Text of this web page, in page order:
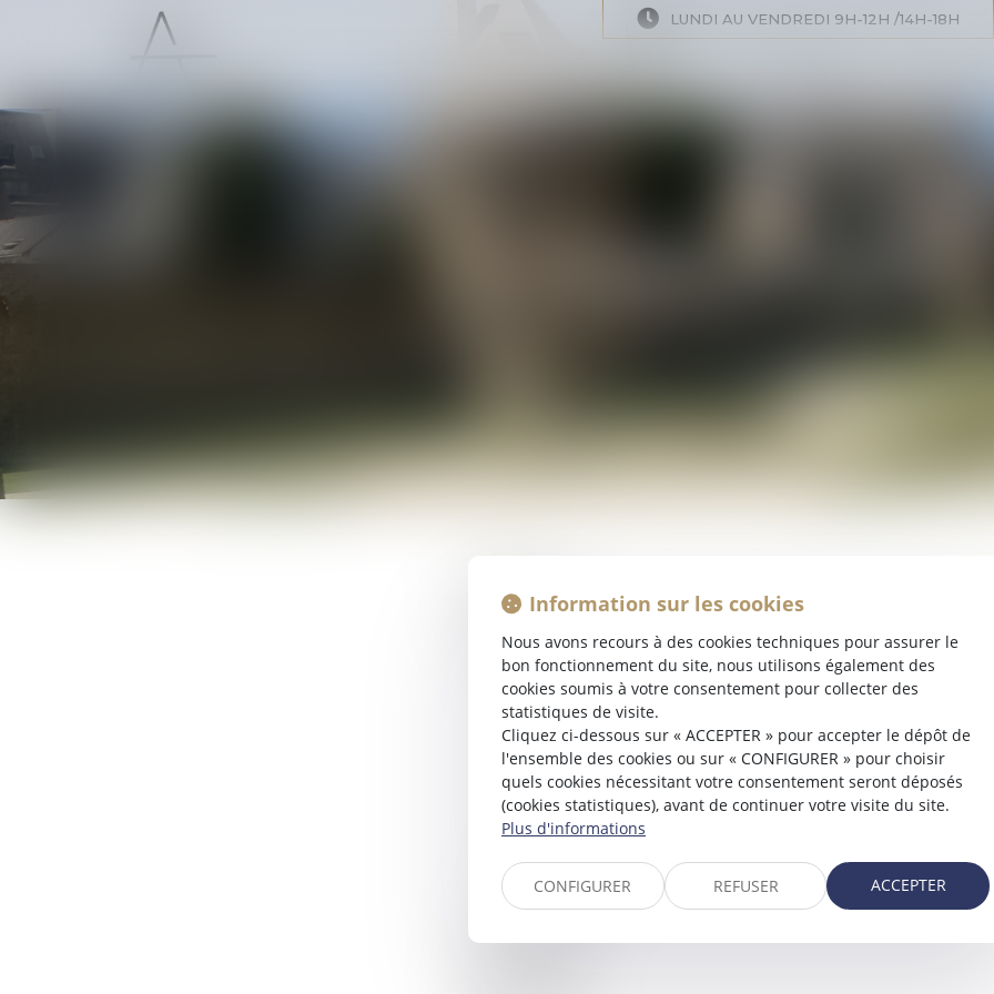
LUNDI AU VENDREDI 9H-12H /14H-18H
PLAN DU SITE
Présentation
Compétences
Droit de la famille
Droit des personnes
Séparation des couples non mariés (PACS,
Droit de visite et d’hébergement
Pension alimentaire
Succession / Libéralités
Droit de l’enfant
Droit pénal
Actualités
Information sur les cookies
Nous avons recours à des cookies techniques pour assurer le
bon fonctionnement du site, nous utilisons également des
cookies soumis à votre consentement pour collecter des
statistiques de visite.
Cliquez ci-dessous sur « ACCEPTER » pour accepter le dépôt de
l'ensemble des cookies ou sur « CONFIGURER » pour choisir
quels cookies nécessitant votre consentement seront déposés
(cookies statistiques), avant de continuer votre visite du site.
Plus d'informations
CONFIGURER REFUSER ACCEPTER